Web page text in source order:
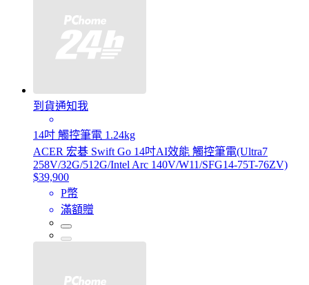
到貨通知我
14吋 觸控筆電 1.24kg
ACER 宏碁 Swift Go 14吋AI效能 觸控筆電(Ultra7
258V/32G/512G/Intel Arc 140V/W11/SFG14-75T-76ZV)
$39,900
P幣
滿額贈